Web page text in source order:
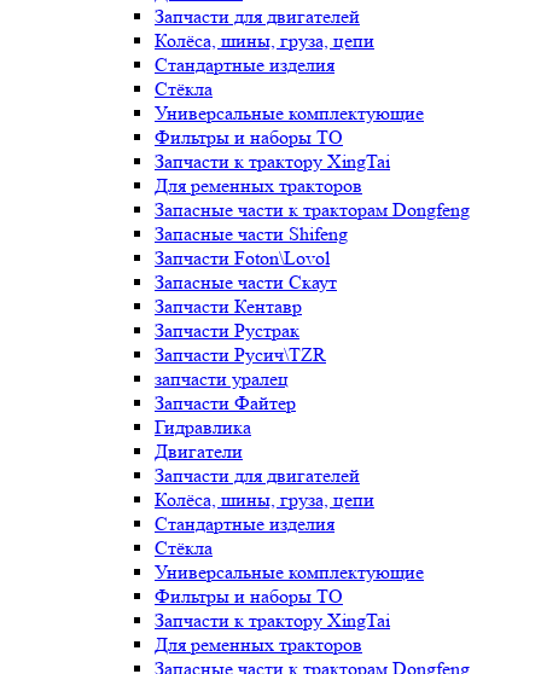
Запчасти для двигателей
Колёса, шины, груза, цепи
Стандартные изделия
Стёкла
Универсальные комплектующие
Фильтры и наборы ТО
Запчасти к трактору XingTai
Для ременных тракторов
Запасные части к тракторам Dongfeng
Запасные части Shifeng
Запчасти Foton\Lovol
Запасные части Скаут
Запчасти Кентавр
Запчасти Рустрак
Запчасти Русич\TZR
запчасти уралец
Запчасти Файтер
Гидравлика
Двигатели
Запчасти для двигателей
Колёса, шины, груза, цепи
Стандартные изделия
Стёкла
Универсальные комплектующие
Фильтры и наборы ТО
Запчасти к трактору XingTai
Для ременных тракторов
Запасные части к тракторам Dongfeng